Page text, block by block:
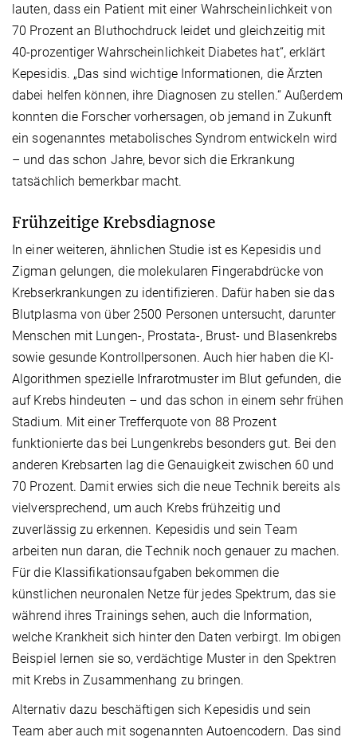
lauten, dass ein Patient mit einer Wahrscheinlichkeit von
70 Prozent an Bluthochdruck leidet und gleichzeitig mit
40-prozentiger Wahrscheinlichkeit Diabetes hat“, erklärt
Kepesidis. „Das sind wichtige Informationen, die Ärzten
dabei helfen können, ihre Diagnosen zu stellen.“ Außerdem
konnten die Forscher vorhersagen, ob jemand in Zukunft
ein sogenanntes metabolisches Syndrom entwickeln wird
– und das schon Jahre, bevor sich die Erkrankung
tatsächlich bemerkbar macht.
Frühzeitige Krebsdiagnose
In einer weiteren, ähnlichen Studie ist es Kepesidis und
Zigman gelungen, die molekularen Fingerabdrücke von
Krebserkrankungen zu identifizieren. Dafür haben sie das
Blutplasma von über 2500 Personen untersucht, darunter
Menschen mit Lungen-, Prostata-, Brust- und Blasenkrebs
sowie gesunde Kontrollpersonen. Auch hier haben die KI-
Algorithmen spezielle Infrarotmuster im Blut gefunden, die
auf Krebs hindeuten – und das schon in einem sehr frühen
Stadium. Mit einer Trefferquote von 88 Prozent
funktionierte das bei Lungenkrebs besonders gut. Bei den
anderen Krebsarten lag die Genauigkeit zwischen 60 und
70 Prozent. Damit erwies sich die neue Technik bereits als
vielversprechend, um auch Krebs frühzeitig und
zuverlässig zu erkennen. Kepesidis und sein Team
arbeiten nun daran, die Technik noch genauer zu machen.
Für die Klassifikationsaufgaben bekommen die
künstlichen neuronalen Netze für jedes Spektrum, das sie
während ihres Trainings sehen, auch die Information,
welche Krankheit sich hinter den Daten verbirgt. Im obigen
Beispiel lernen sie so, verdächtige Muster in den Spektren
mit Krebs in Zusammenhang zu bringen.
Alternativ dazu beschäftigen sich Kepesidis und sein
Team aber auch mit sogenannten Autoencodern. Das sind